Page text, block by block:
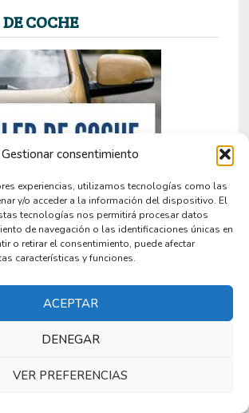
Gestionar consentimiento
experiencias, utilizamos tecnologías como las
y/o acceder a la información del dispositivo. El
tecnologías nos permitirá procesar datos
de navegación o las identificaciones únicas en
o retirar el consentimiento, puede afectar
características y funciones.
ACEPTAR
DENEGAR
VER PREFERENCIAS
COCHE